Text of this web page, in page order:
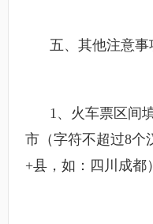
五、其他注意事
1、火车票区间
市（字符不超过8个
+县，如：四川成都